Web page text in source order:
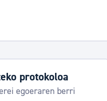
protokoloa
egoeraren berri